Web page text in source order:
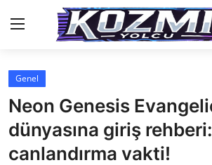
Anasayfa
İletişim
Genel
Genel
Neon Genesis
dünyasına giriş rehberi:
canlandırma vakti!